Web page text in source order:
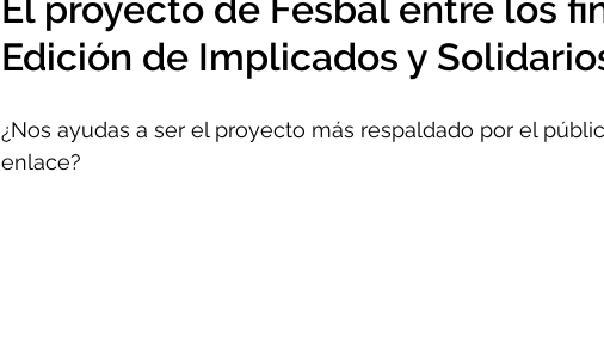
El proyecto de Fesbal entre los
Edición de Implicados y
¿Nos ayudas a ser el proyecto más respaldado por el
enlace?